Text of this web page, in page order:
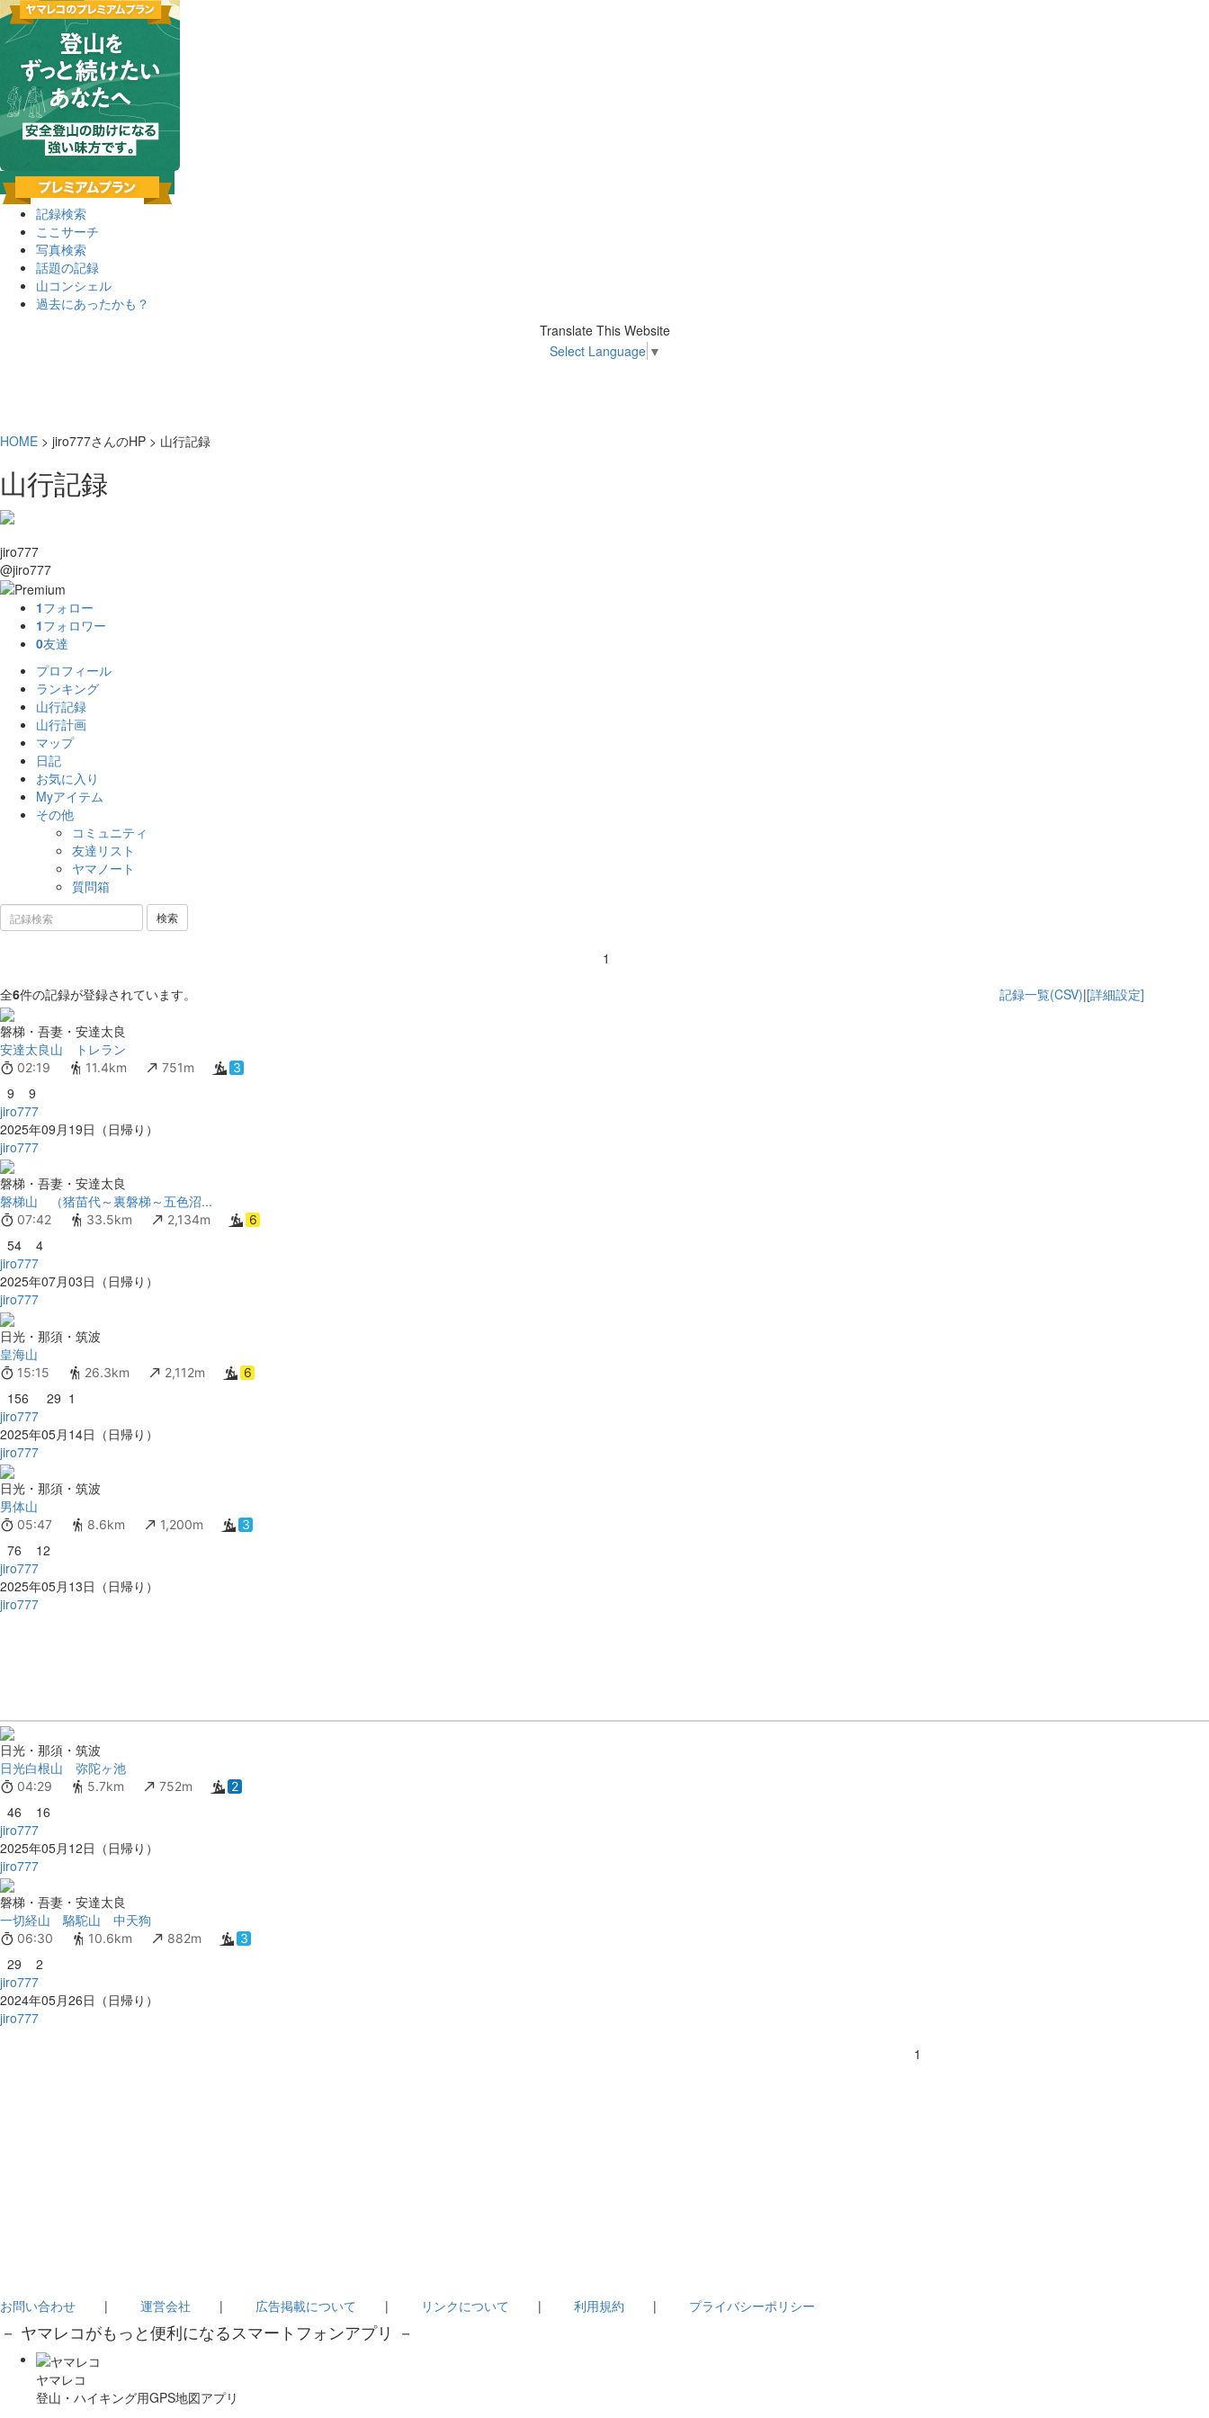
記録検索
ここサーチ
写真検索
話題の記録
山コンシェル
過去にあったかも？
Translate This Website
Select Language ▼
HOME > jiro777さんのHP > 山行記録
山行記録
jiro777
@jiro777
1フォロー
1フォロワー
0友達
プロフィール
ランキング
山行記録
山行計画
マップ
日記
お気に入り
Myアイテム
その他
コミュニティ
友達リスト
ヤマノート
質問箱
1
全6件の記録が登録されています。 記録一覧(CSV)|[詳細設定]
磐梯・吾妻・安達太良
安達太良山 トレラン
02:19 11.4km 751m 3
9
9
jiro777
2025年09月19日（日帰り）
jiro777
磐梯・吾妻・安達太良
磐梯山 （猪苗代～裏磐梯～五色沼...
07:42 33.5km 2,134m 6
54
4
jiro777
2025年07月03日（日帰り）
jiro777
日光・那須・筑波
皇海山
15:15 26.3km 2,112m 6
156 29 1
jiro777
2025年05月14日（日帰り）
jiro777
日光・那須・筑波
男体山
05:47 8.6km 1,200m 3
76
12
jiro777
2025年05月13日（日帰り）
jiro777
日光・那須・筑波
日光白根山 弥陀ヶ池
04:29 5.7km 752m 2
46
16
jiro777
2025年05月12日（日帰り）
jiro777
磐梯・吾妻・安達太良
一切経山 駱駝山 中天狗
06:30 10.6km 882m 3
29
2
jiro777
2024年05月26日（日帰り）
jiro777
1
お問い合わせ | 運営会社 | 広告掲載について | リンクについて | 利用規約 | プライバシーポリシー
－ ヤマレコがもっと便利になるスマートフォンアプリ －
ヤマレコ
登山・ハイキング用GPS地図アプリ